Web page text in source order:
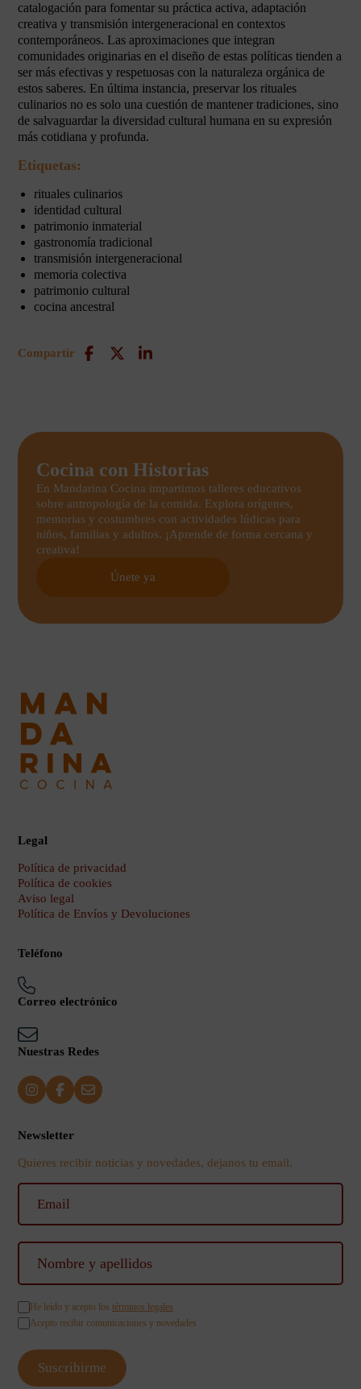
catalogación para fomentar su práctica activa, adaptación
creativa y transmisión intergeneracional en contextos
contemporáneos. Las aproximaciones que integran
comunidades originarias en el diseño de estas políticas tienden a
ser más efectivas y respetuosas con la naturaleza orgánica de
estos saberes. En última instancia, preservar los rituales
culinarios no es solo una cuestión de mantener tradiciones, sino
de salvaguardar la diversidad cultural humana en su expresión
más cotidiana y profunda.
Etiquetas:
rituales culinarios
identidad cultural
patrimonio inmaterial
gastronomía tradicional
transmisión intergeneracional
memoria colectiva
patrimonio cultural
cocina ancestral
Compartir
Cocina con Historias
En Mandarina Cocina impartimos talleres educativos
sobre antropología de la comida. Explora orígenes,
memorias y costumbres con actividades lúdicas para
niños, familias y adultos. ¡Aprende de forma cercana y
creativa!
Únete ya
Legal
Política de privacidad
Política de cookies
Aviso legal
Política de Envíos y Devoluciones
Teléfono
Correo electrónico
Nuestras Redes
Newsletter
Quieres recibir noticias y novedades, dejanos tu email.
He leído y acepto los términos legales
Acepto recibir comunicaciones y novedades